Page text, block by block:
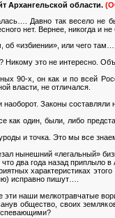
Архангельской области.
Давно так весело не
нет. Вернее, никогда и
«избиении», или чего там…,
Никому это не интересно.
90-х, он как и по всей
власти, не отличался.
наоборот. Законы
как один, были, либо
и точка. Это мы все
нынешний «легальный»
два года назад приплыло в
характеристиках
исправно пишут….
эти наши мелкотравчатые
общество, своих